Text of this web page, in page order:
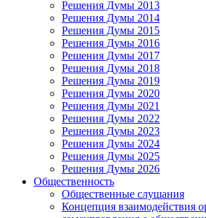
Решения Думы 2013
Решения Думы 2014
Решения Думы 2015
Решения Думы 2016
Решения Думы 2017
Решения Думы 2018
Решения Думы 2019
Решения Думы 2020
Решения Думы 2021
Решения Думы 2022
Решения Думы 2023
Решения Думы 2024
Решения Думы 2025
Решения Думы 2026
Общественность
Общественные слушания
Концепция взаимодействия